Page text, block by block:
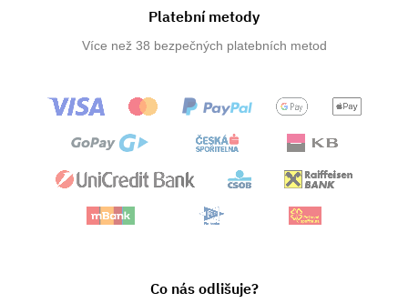
Platební metody
Více než 38 bezpečných platebních metod
Co nás odlišuje?